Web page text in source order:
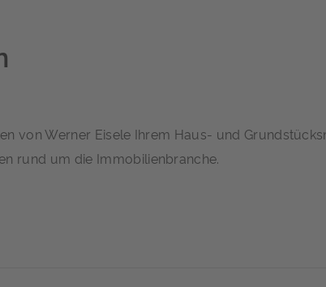
von Werner Eisele Ihrem Haus- und
rund um die Immobilienbranche.